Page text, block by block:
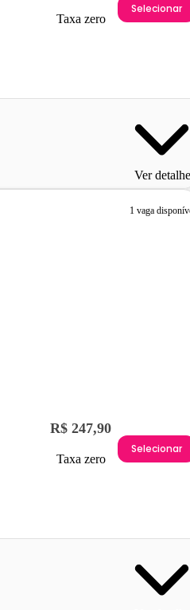
Taxa zero
Selecionar
Ver
1 vaga
R$ 247,90
Taxa zero
Selecionar